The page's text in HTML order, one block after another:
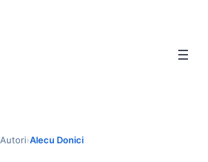
Autori›Alecu Donici